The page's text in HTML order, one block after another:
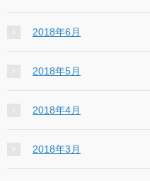
2018年6月
2018年5月
2018年4月
2018年3月